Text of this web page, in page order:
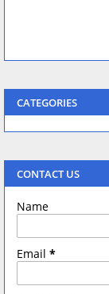
CATEGORIES
CONTACT US
Name
Email *